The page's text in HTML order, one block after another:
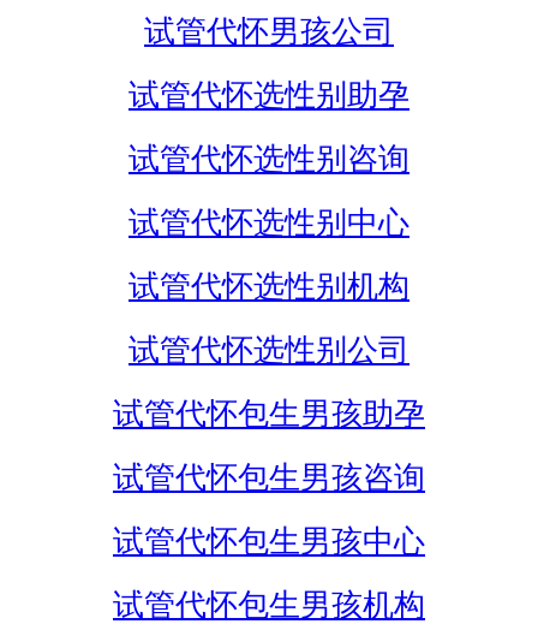
试管代怀男孩公司
试管代怀选性别助孕
试管代怀选性别咨询
试管代怀选性别中心
试管代怀选性别机构
试管代怀选性别公司
试管代怀包生男孩助孕
试管代怀包生男孩咨询
试管代怀包生男孩中心
试管代怀包生男孩机构